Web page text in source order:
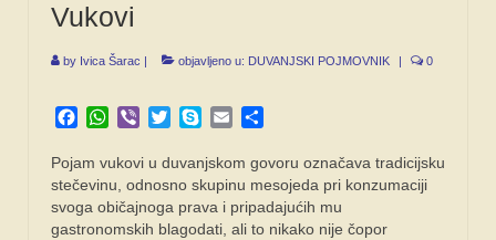
Vukovi
by Ivica Šarac objavljeno u: DUVANJSKI POJMOVNIK 0
Facebook
WhatsApp
Viber TwitterSkypeEmail
Pojam vukovi u duvanjskom govoru označava tradicijsku
stečevinu, odnosno skupinu mesojeda pri konzumaciji
svoga običajnoga prava i pripadajućih mu
gastronomskih blagodati, ali to nikako nije čopor